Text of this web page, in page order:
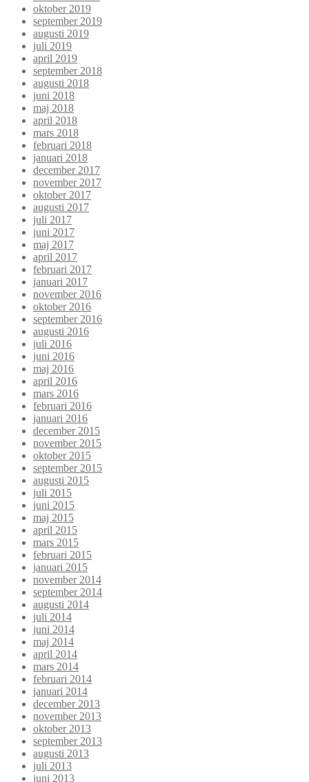
oktober 2019
september 2019
augusti 2019
juli 2019
april 2019
september 2018
augusti 2018
juni 2018
maj 2018
april 2018
mars 2018
februari 2018
januari 2018
december 2017
november 2017
oktober 2017
augusti 2017
juli 2017
juni 2017
maj 2017
april 2017
februari 2017
januari 2017
november 2016
oktober 2016
september 2016
augusti 2016
juli 2016
juni 2016
maj 2016
april 2016
mars 2016
februari 2016
januari 2016
december 2015
november 2015
oktober 2015
september 2015
augusti 2015
juli 2015
juni 2015
maj 2015
april 2015
mars 2015
februari 2015
januari 2015
november 2014
september 2014
augusti 2014
juli 2014
juni 2014
maj 2014
april 2014
mars 2014
februari 2014
januari 2014
december 2013
november 2013
oktober 2013
september 2013
augusti 2013
juli 2013
juni 2013